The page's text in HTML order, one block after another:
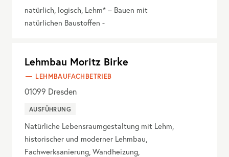
natürlich, logisch, Lehm* – Bauen mit
natürlichen Baustoffen -
Lehmbau Moritz Birke
LEHMBAUFACHBETRIEB
01099 Dresden
AUSFÜHRUNG
Natürliche Lebensraumgestaltung mit Lehm,
historischer und moderner Lehmbau,
Fachwerksanierung, Wandheizung,